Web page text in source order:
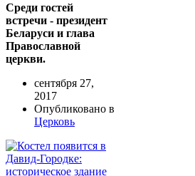
Среди гостей
встречи - президент
Беларуси и глава
Православной
церкви.
сентября 27,
2017
Опубликовано в
Церковь